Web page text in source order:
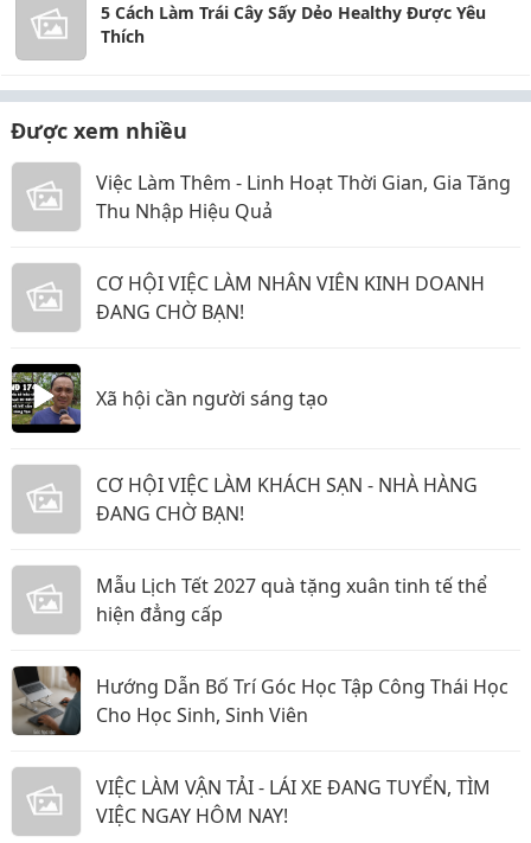
5 Cách Làm Trái Cây Sấy Dẻo Healthy Được Yêu
Thích
Được xem nhiều
Việc Làm Thêm - Linh Hoạt Thời Gian, Gia Tăng
Thu Nhập Hiệu Quả
CƠ HỘI VIỆC LÀM NHÂN VIÊN KINH DOANH
ĐANG CHỜ BẠN!
Xã hội cần người sáng tạo
CƠ HỘI VIỆC LÀM KHÁCH SẠN - NHÀ HÀNG
ĐANG CHỜ BẠN!
Mẫu Lịch Tết 2027 quà tặng xuân tinh tế thể
hiện đẳng cấp
Hướng Dẫn Bố Trí Góc Học Tập Công Thái Học
Cho Học Sinh, Sinh Viên
VIỆC LÀM VẬN TẢI - LÁI XE ĐANG TUYỂN, TÌM
VIỆC NGAY HÔM NAY!